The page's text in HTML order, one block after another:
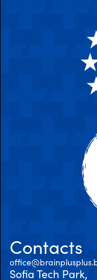
Contacts
Sofia Tech Park,